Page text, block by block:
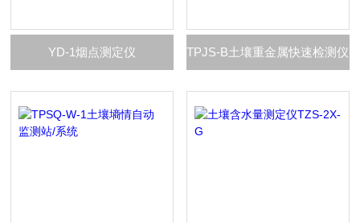
YD-1烟点测定仪 TPJS-B土壤重金属快速检测仪